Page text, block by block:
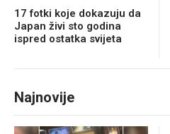
17 fotki koje dokazuju da
Japan živi sto godina
ispred ostatka svijeta
Najnovije